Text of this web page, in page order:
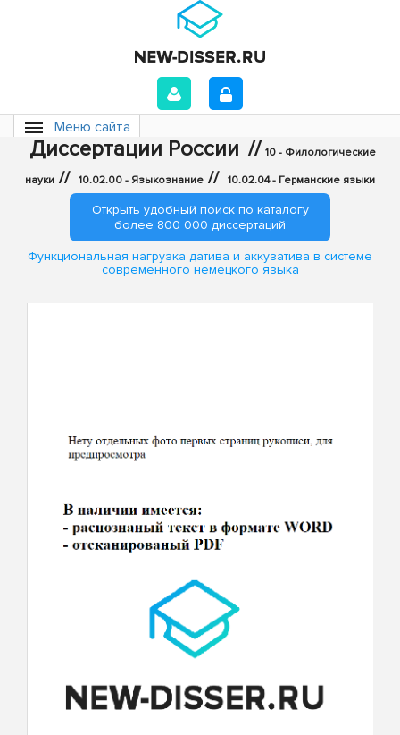
Меню сайта
Диссертации России // 10 - Филологические
науки // 10.02.00 - Языкознание // 10.02.04 - Германские языки
Открыть удобный поиск по каталогу
более 800 000 диссертаций
Функциональная нагрузка датива и аккузатива в системе
современного немецкого языка